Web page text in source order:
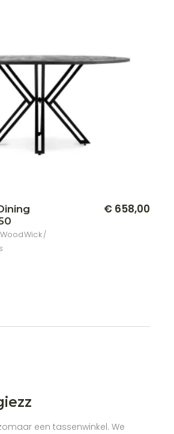
WoodWick
€658,00
een tassenwinkel. We